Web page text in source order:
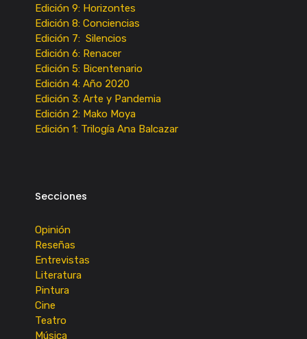
Edición 9: Horizontes
Edición 8: Conciencias
Edición 7: Silencios
Edición 6: Renacer
Edición 5: Bicentenario
Edición 4: Año 2020
Edición 3: Arte y Pandemia
Edición 2: Mako Moya
Edición 1: Trilogía Ana Balcazar
Secciones
Opinión
Reseñas
Entrevistas
Literatura
Pintura
Cine
Teatro
Música